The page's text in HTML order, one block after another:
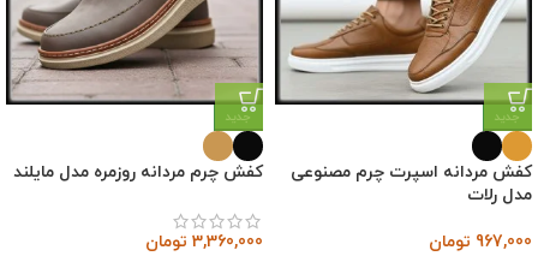
جدید
کفش مردانه اسپرت چرم مصنوعی
مدل رلات
967,000 تومان
جدید
کفش چرم مردانه روزمره مدل مایلند
3,360,000 تومان